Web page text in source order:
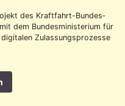
des Kraft­fahrt-Bundes­
dem Bundes­ministerium für
Zulassungs­prozesse